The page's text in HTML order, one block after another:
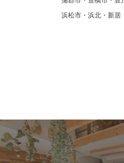
浜松市・浜北・新居